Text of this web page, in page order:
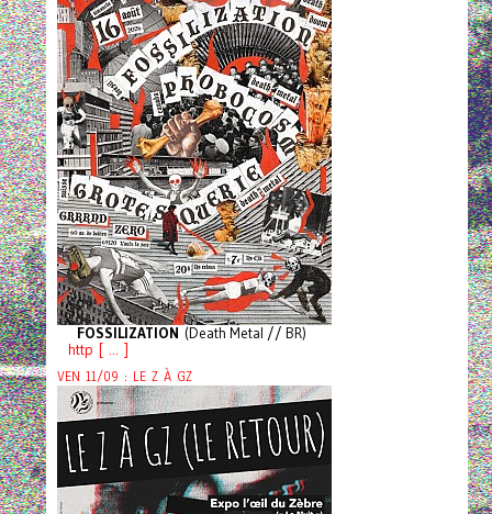
FOSSILIZATION (Death Metal // BR)
http [ ... ]
VEN 11/09 : LE Z À GZ